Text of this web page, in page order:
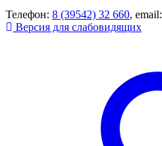
Телефон: 8 (39542) 32 660, email:
Версия для слабовидящих